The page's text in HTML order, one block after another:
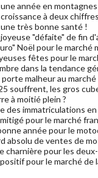
année en
à deux chiffres
très bonne santé !
"défaite" de fin
Noël pour le marché
fêtes pour le
dans la tendance
malheur au
souffrent, les gros
à moitié plein ?
des immatriculations
pour le marché
année pour le
absolu de ventes de
charnière pour les
pour le marché de